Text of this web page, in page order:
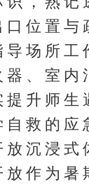
口位置与
导场所工
器、室内
提升师生
救的应
放沉浸式
放作为暑